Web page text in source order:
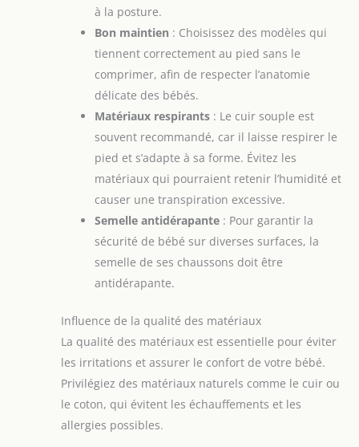
à la posture.
Bon maintien : Choisissez des modèles qui
tiennent correctement au pied sans le
comprimer, afin de respecter l’anatomie
délicate des bébés.
Matériaux respirants : Le cuir souple est
souvent recommandé, car il laisse respirer le
pied et s’adapte à sa forme. Évitez les
matériaux qui pourraient retenir l’humidité et
causer une transpiration excessive.
Semelle antidérapante : Pour garantir la
sécurité de bébé sur diverses surfaces, la
semelle de ses chaussons doit être
antidérapante.
Influence de la qualité des matériaux
La qualité des matériaux est essentielle pour éviter
les irritations et assurer le confort de votre bébé.
Privilégiez des matériaux naturels comme le cuir ou
le coton, qui évitent les échauffements et les
allergies possibles.